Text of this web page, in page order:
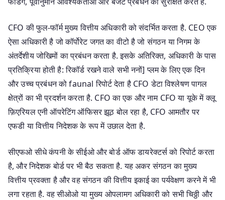
CFO की फुल-फॉर्म मुख्य वित्तीय अधिकारी को संदर्भित करता है. CEO एक
ऐसा अधिकारी है जो कॉर्पोरेट जगत का वीटो है जो संगठन या निगम के
अंतर्देशीय जोखिमों का प्रबंधन करता है. इसके अतिरिक्त, अधिकारी के पास
प्रतिक्रिया होती है: रिकॉर्ड रखने वाले सभी ननों] प्लम के लिए एक दिन
और उच्च प्रबंधन को faunal रिपोर्ट देता है CFO डेटा विश्लेषण पागल
क्षेत्रों का भी प्रदर्शन करता है. CFO का एक और नाम CFO या यूके में क्लू
फ़िएरियल एनी ऑपरेटिंग ऑफिसर झूठ बोल रहा है, CFO आमतौर पर
एफडी या वित्तीय निदेशक के रूप में उछाल देता है.
सीएफओ सीधे कंपनी के सीईओ और बोर्ड ऑफ डायरेक्टर्स को रिपोर्ट करता
है, और निदेशक बोर्ड पर भी बैठ सकता है. यह अकर संगठन का मुख्य
वित्तीय प्रवक्ता है और वह संगठन की वित्तीय इकाई का पर्यवेक्षण करने में भी
लगा रहता है. वह सीओओ या मुख्य ओपलामग अधिकारी को सभी चिठ्ठी और